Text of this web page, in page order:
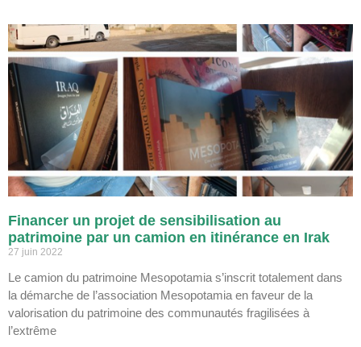
Financer un projet de sensibilisation au
patrimoine par un camion en itinérance en Irak
27 juin 2022
Le camion du patrimoine Mesopotamia s’inscrit totalement dans
la démarche de l’association Mesopotamia en faveur de la
valorisation du patrimoine des communautés fragilisées à
l’extrême